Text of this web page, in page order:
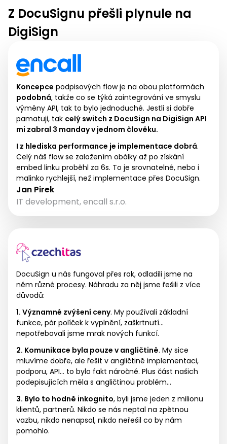
Z DocuSignu přešli plynule na
DigiSign
Koncepce podpisových flow je na obou platformách
podobná, takže co se týká zaintegrování ve smyslu
výměny API, tak to bylo jednoduché. Jestli si dobře
pamatuji, tak celý switch z DocuSign na DigiSign API
mi zabral 3 manday v jednom člověku.
I z hlediska performance je implementace dobrá.
Celý náš flow se založením obálky až po získání
embed linku proběhl za 6s. To je srovnatelné, nebo i
malinko rychlejší, než implementace přes DocuSign.
Jan Pirek
IT development, encall s.r.o.
DocuSign u nás fungoval přes rok, odladili jsme na
něm různé procesy. Náhradu za něj jsme řešili z více
důvodů:
1. Významné zvýšení ceny. My používali základní
funkce, pár políček k vyplnění, zaškrtnutí…
nepotřebovali jsme mrak nových funkcí.
2. Komunikace byla pouze v angličtině. My sice
mluvíme dobře, ale řešit v angličtině implementaci,
podporu, API… to bylo fakt náročné. Plus část našich
podepisujících měla s angličtinou problém…
3. Bylo to hodně inkognito, byli jsme jeden z milionu
klientů, partnerů. Nikdo se nás neptal na zpětnou
vazbu, nikdo nenapsal, nikdo neřešil co by nám
pomohlo.